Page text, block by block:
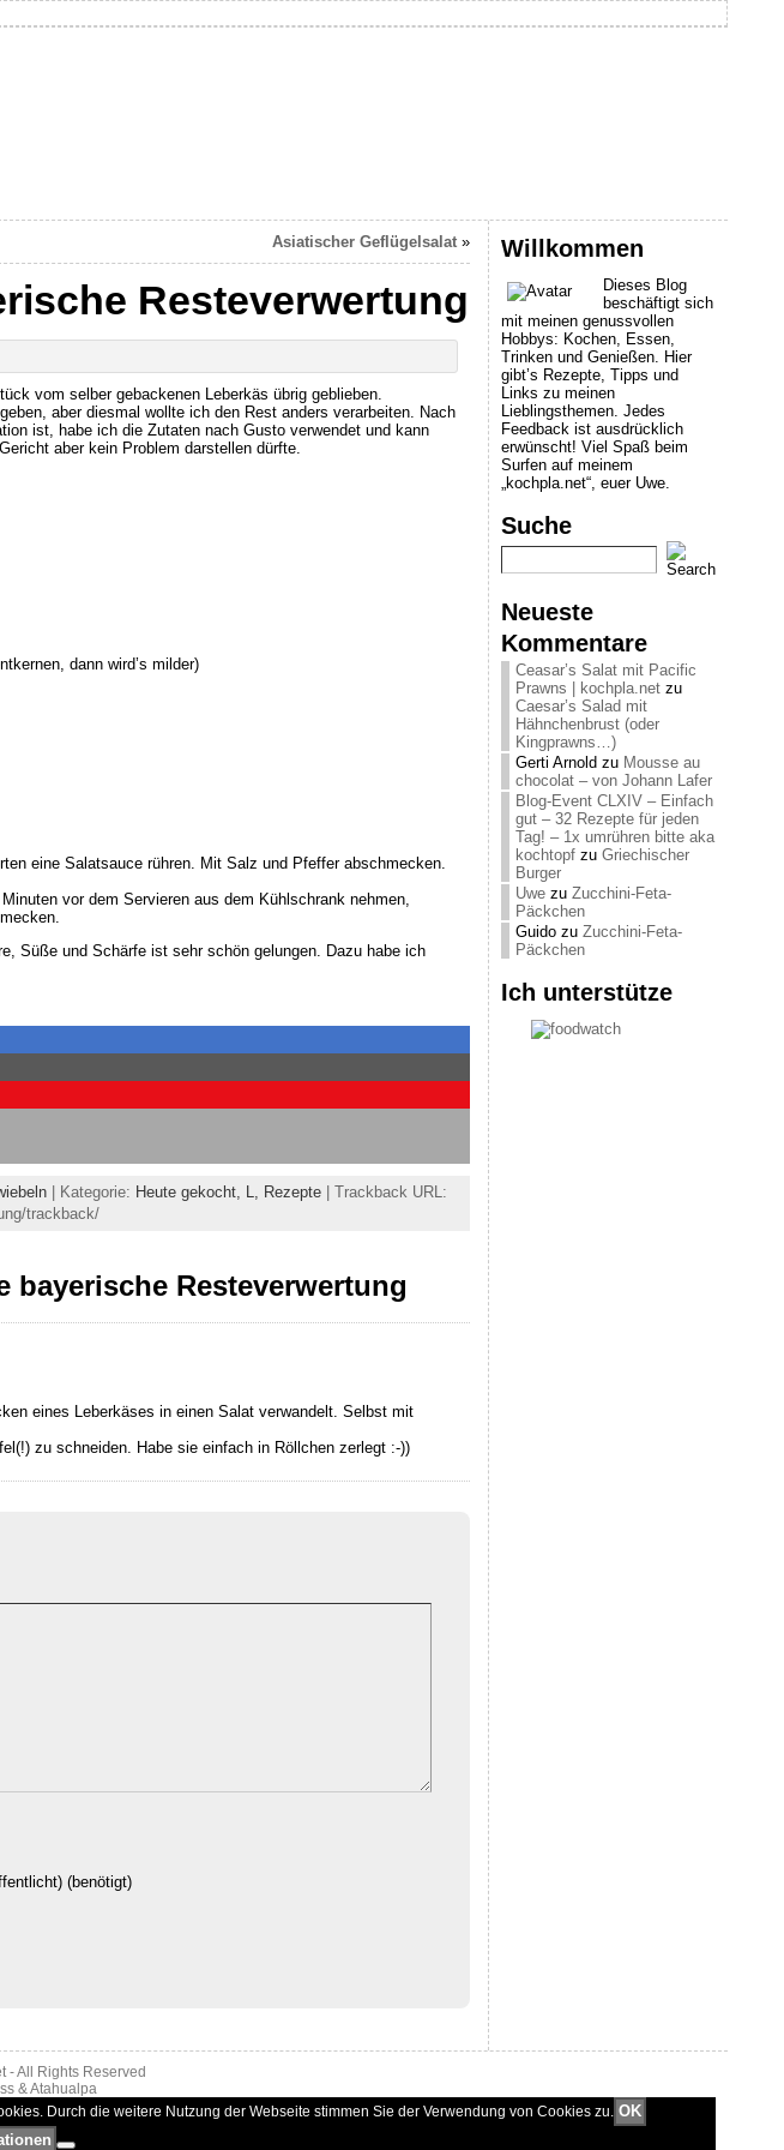
Asiatischer Geflügelsalat »
Resteverwertung
vom selber gebackenen Leberkäs übrig geblieben.
aber diesmal wollte ich den Rest anders verarbeiten. Nach
ist, habe ich die Zutaten nach Gusto verwendet und kann
aber kein Problem darstellen dürfte.
dann wird’s milder)
eine Salatsauce rühren. Mit Salz und Pfeffer abschmecken.
vor dem Servieren aus dem Kühlschrank nehmen,
Süße und Schärfe ist sehr schön gelungen. Dazu habe ich
| Kategorie: Heute gekocht, L, Rezepte | Trackback URL:
trackback/
bayerische Resteverwertung
eines Leberkäses in einen Salat verwandelt. Selbst mit
zu schneiden. Habe sie einfach in Röllchen zerlegt :-))
(benötigt)
Willkommen
Dieses Blog
beschäftigt sich
mit meinen genussvollen
Hobbys: Kochen, Essen,
Trinken und Genießen. Hier
gibt’s Rezepte, Tipps und
Links zu meinen
Lieblingsthemen. Jedes
Feedback ist ausdrücklich
erwünscht! Viel Spaß beim
Surfen auf meinem
„kochpla.net“, euer Uwe.
Suche
Neueste
Kommentare
Ceasar’s Salat mit Pacific
Prawns | kochpla.net zu
Caesar’s Salad mit
Hähnchenbrust (oder
Kingprawns…)
Gerti Arnold zu Mousse au
chocolat – von Johann Lafer
Blog-Event CLXIV – Einfach
gut – 32 Rezepte für jeden
Tag! – 1x umrühren bitte aka
kochtopf zu Griechischer
Burger
Uwe zu Zucchini-Feta-
Päckchen
Guido zu Zucchini-Feta-
Päckchen
Ich unterstütze
- All Rights Reserved
&Atahualpa
Durch die weitere Nutzung der Webseite stimmen Sie der Verwendung von Cookies zu. OK